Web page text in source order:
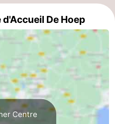
De Hoep
Centre